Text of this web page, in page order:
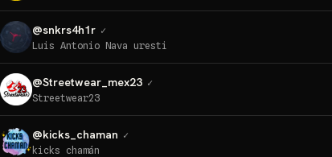
@snkrs4h1r ✓
Luis Antonio Nava uresti
@Streetwear_mex23 ✓
Streetwear23
@kicks_chaman ✓
kicks chamán